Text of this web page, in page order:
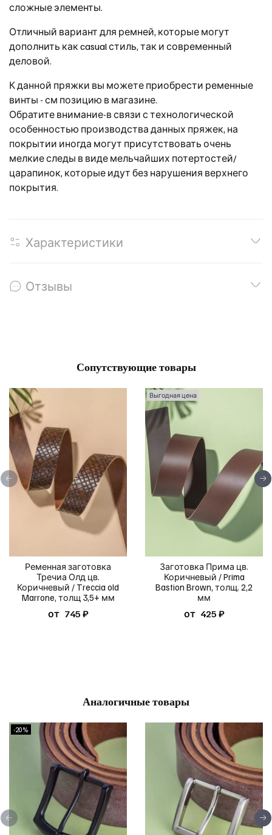
сложные элементы.
Отличный вариант для ремней, которые могут
дополнить как casual стиль, так и современный
деловой.
К данной пряжки вы можете приобрести ременные
винты - см позицию в магазине.
Обратите внимание-в связи с технологической
особенностью производства данных пряжек, на
покрытии иногда могут присутствовать очень
мелкие следы в виде мельчайших потертостей/
царапинок, которые идут без нарушения верхнего
покрытия.
Характеристики
Отзывы
Сопутствующие товары
Ременная заготовка
Тречиа Олд цв.
Коричневый / Treccia old
Marrone, толщ 3,5+ мм
от 745 ₽
Выгодная цена
Заготовка Прима цв.
Коричневый / Prima
Bastion Brown, толщ. 2,2
мм
от 425 ₽
Аналогичные товары
-20%